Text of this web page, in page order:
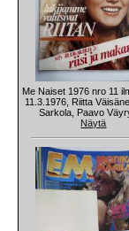
Me Naiset 1976 nro 11
11.3.1976, Riitta
Sarkola, Paavo
Näytä